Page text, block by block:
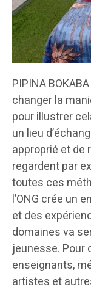
PIPINA
changer la
pour illustrer
un lieu
approprié et de
regardent par
toutes ces
l’ONG crée un
et des
domaines va
jeunesse. Pour
enseignants,
artistes et